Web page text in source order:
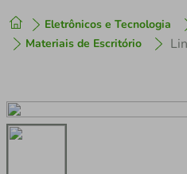
Eletrônicos e Tecnologia
Materiais de Escritório
1º tenis
3º